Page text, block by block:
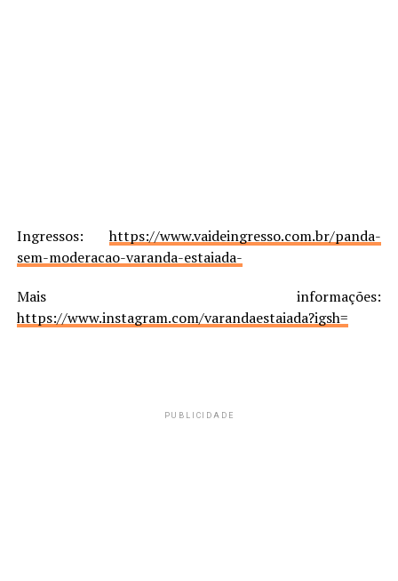
Ingressos:https://www.vaideingresso.com.br/panda-
sem-moderacao-varanda-estaiada-
Mais informações:
https://www.instagram.com/varandaestaiada?igsh=
PUBLICIDADE